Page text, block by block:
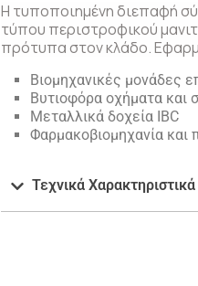
Η τυποποιημένη διεπαφή
τύπου περιστροφικού
πρότυπα στον κλάδο.
Βιομηχανικές μονάδες
Βυτιοφόρα οχήματα και
Μεταλλικά δοχεία IBC
Φαρμακοβιομηχανία και
Τεχνικά Χαρακτηριστικά